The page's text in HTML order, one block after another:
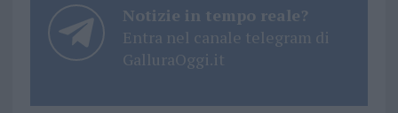
Notizie in tempo reale?
Entra nel canale telegram di
GalluraOggi.it